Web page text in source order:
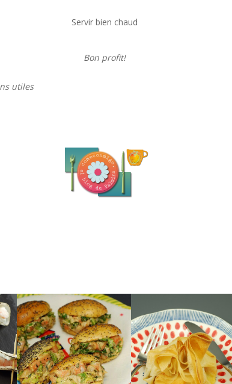
Servir bien chaud
Bon profit!
utiles
CREVETTE
Délicieux et tellement
simple.
(avec des
feuilles de
brick)
Tellement beau et